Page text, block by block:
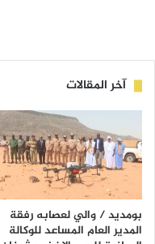
آخر المقالات
بومديد / والي لعصابه رفقة
المدير العام المساعد للوكالة